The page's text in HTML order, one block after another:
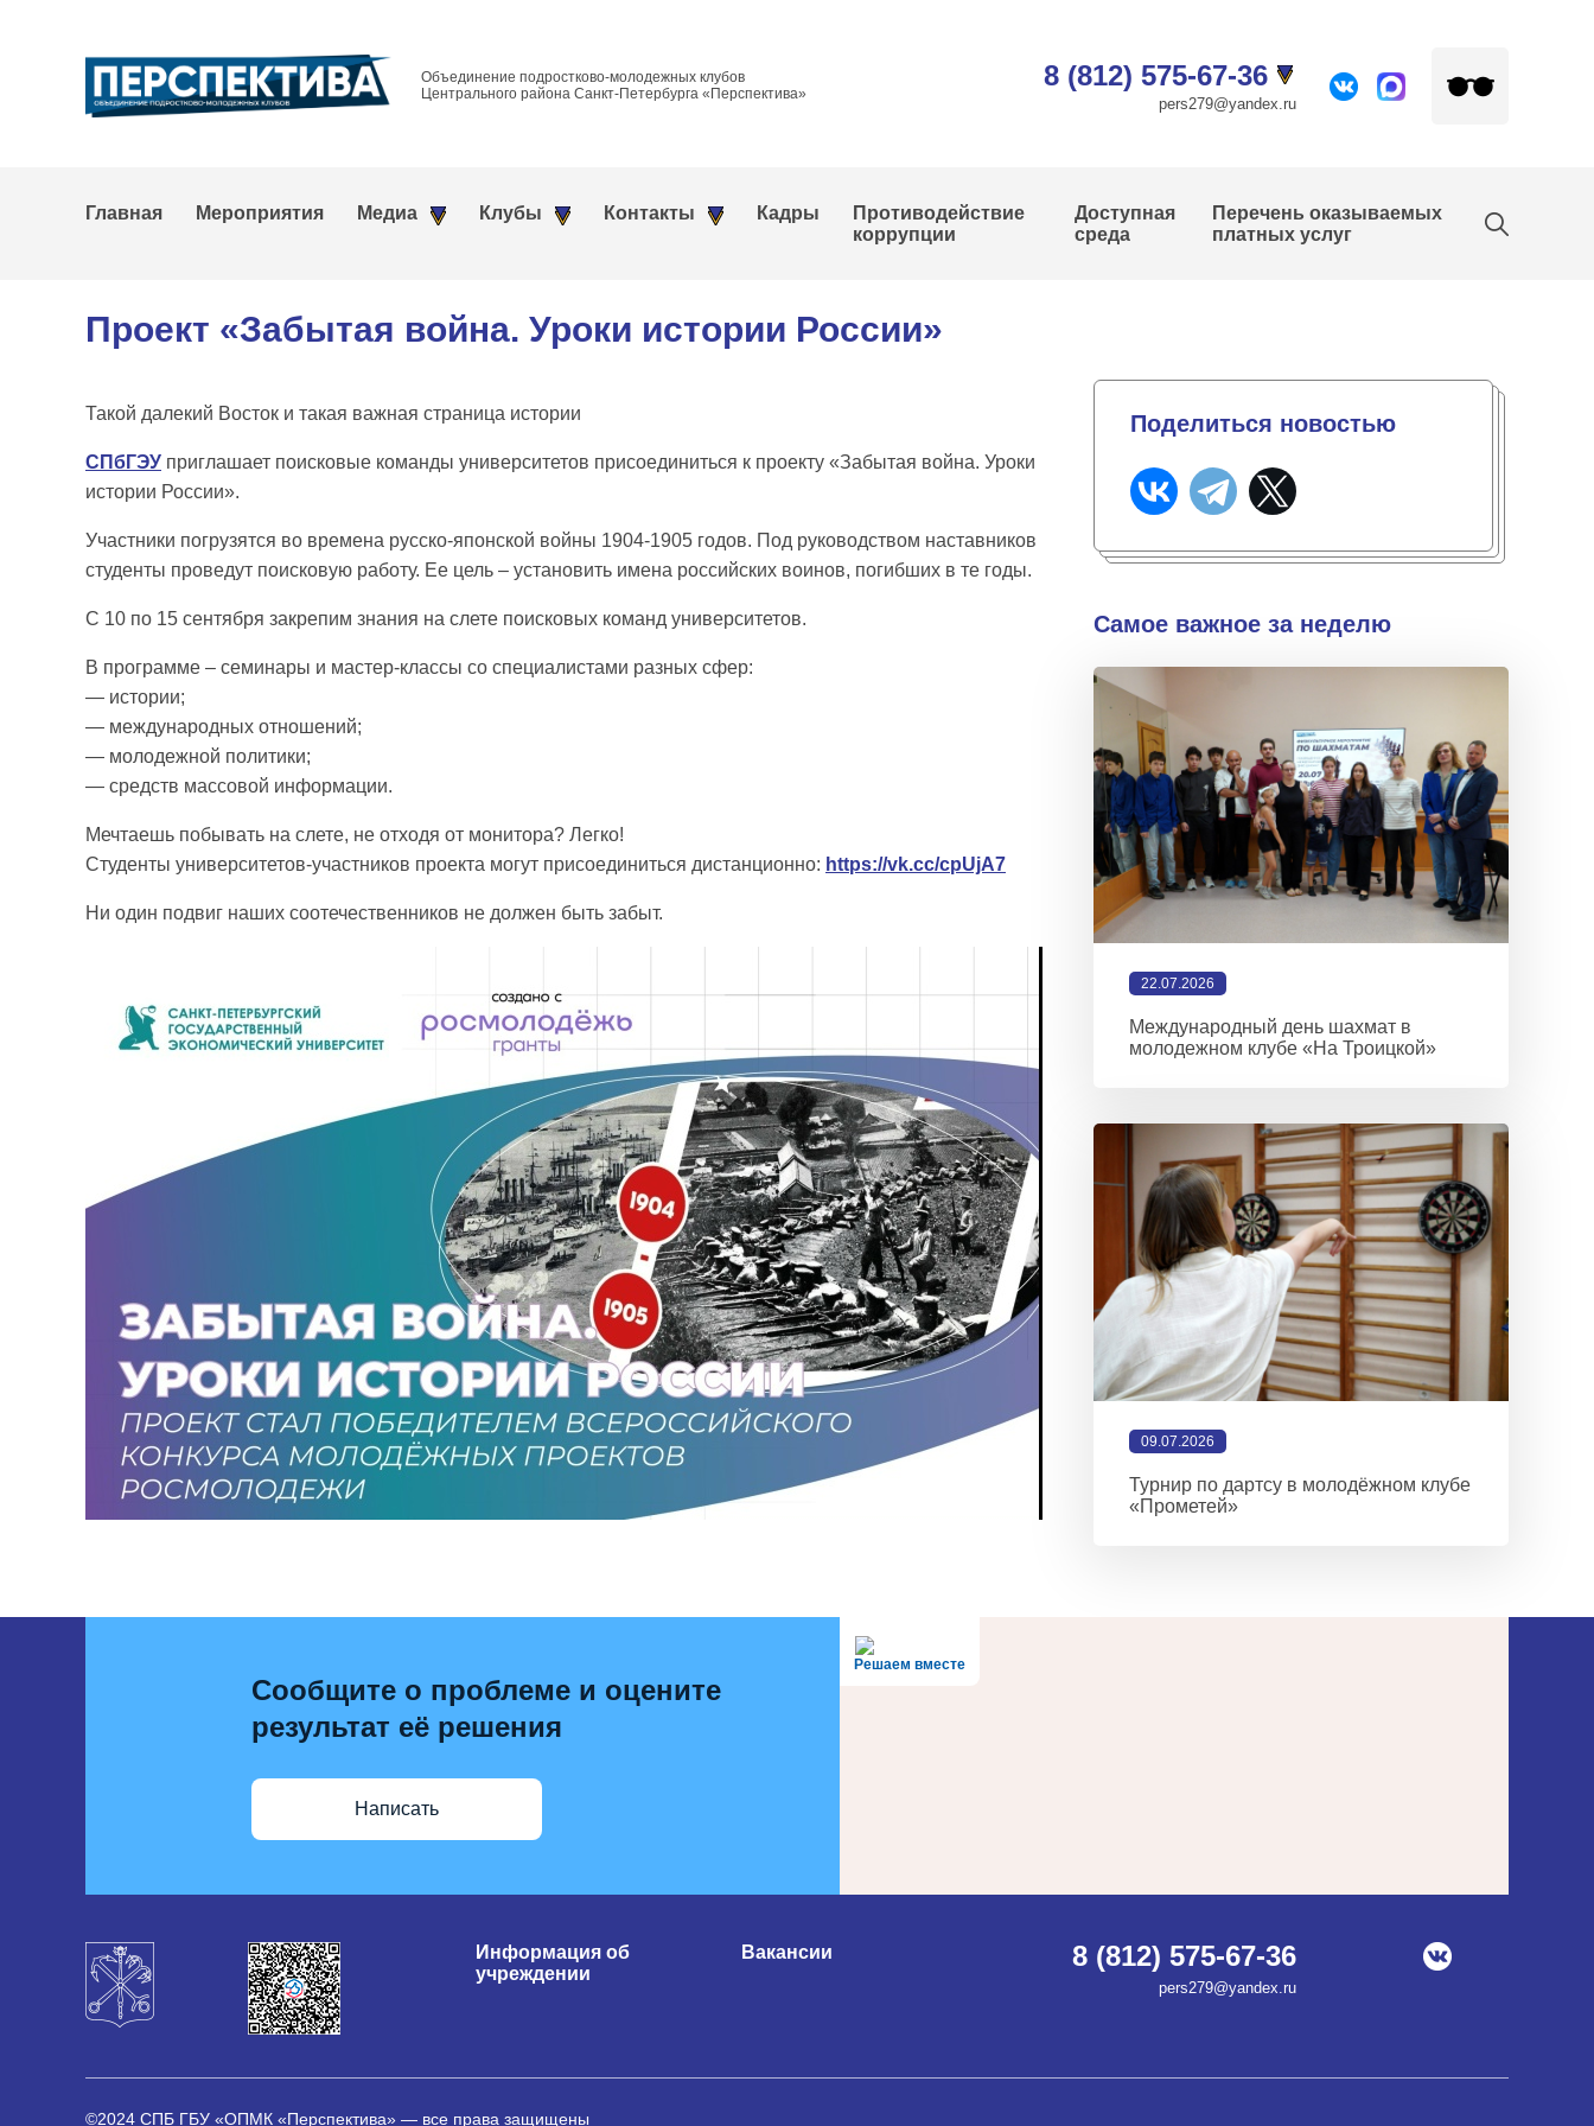
Объединение подростково-молодежных клубов
Центрального района Санкт-Петербурга «Перспектива»
8 (812) 575-67-36
pers279@yandex.ru
Главная Мероприятия Медиа Клубы Контакты Кадры
Противодействие
коррупции
Доступная
среда
Перечень оказываемых
платных услуг
Проект «Забытая война. Уроки истории России»
Такой далекий Восток и такая важная страница истории
СПбГЭУ приглашает поисковые команды университетов присоединиться к проекту «Забытая война. Уроки
истории России».
Участники погрузятся во времена русско-японской войны 1904-1905 годов. Под руководством наставников
студенты проведут поисковую работу. Ее цель – установить имена российских воинов, погибших в те годы.
С 10 по 15 сентября закрепим знания на слете поисковых команд университетов.
В программе – семинары и мастер-классы со специалистами разных сфер:
— истории;
— международных отношений;
— молодежной политики;
— средств массовой информации.
Мечтаешь побывать на слете, не отходя от монитора? Легко!
Студенты университетов-участников проекта могут присоединиться дистанционно: https://vk.cc/cpUjA7
Ни один подвиг наших соотечественников не должен быть забыт.
Поделиться новостью
Самое важное за неделю
22.07.2026
Международный день шахмат в
молодежном клубе «На Троицкой»
09.07.2026
Турнир по дартсу в молодёжном клубе
«Прометей»
Решаем вместе
Сообщите о проблеме и оцените
результат её решения
Написать
Информация об
учреждении
Вакансии 8 (812) 575-67-36
pers279@yandex.ru
©2024 СПБ ГБУ «ОПМК «Перспектива» — все права защищены